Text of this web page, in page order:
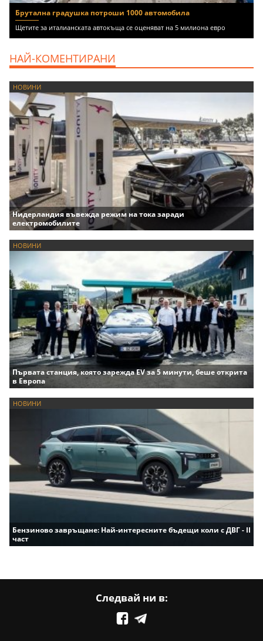
Брутална градушка потроши 1000 автомобила
Щетите за италианската автокъща се оценяват на 5 милиона евро
НАЙ-КОМЕНТИРАНИ
НОВИНИ
Нидерландия въвежда режим на тока заради
електромобилите
НОВИНИ
Първата станция, която зарежда EV за 5 минути, беше открита
в Европа
НОВИНИ
Бензиново завръщане: Най-интересните бъдещи коли с ДВГ - II
част
Следвай ни в: